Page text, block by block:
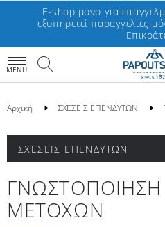
E-shop μόνο για
εξυπηρετεί παραγγελίες
MENU
Αρχική ΣΧΕΣΕΙΣ ΕΠΕΝΔΥΤΩΝ
ΣΧΕΣΕΙΣ ΕΠΕΝΔΥΤΩΝ
ΓΝΩΣΤΟΠΟΙΗΣΗ
ΜΕΤΟΧΩΝ